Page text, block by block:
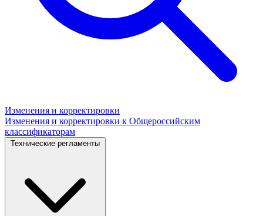
Изменения и корректировки
Изменения и корректировки к Общероссийским
классификаторам
Технические регламенты